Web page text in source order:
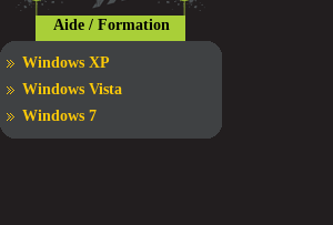
Aide / Formation
Windows XP
Windows Vista
Windows 7